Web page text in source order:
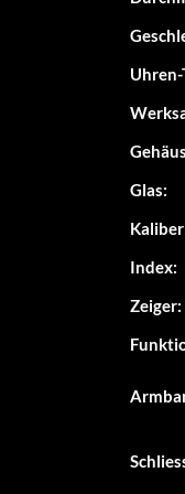
Uhren-
Glas:
Index:
Zeiger: